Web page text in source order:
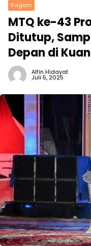
Ragam
MTQ ke-43
Ditutup,
Depan di
Alfin Hidayat
Juli 5, 2025